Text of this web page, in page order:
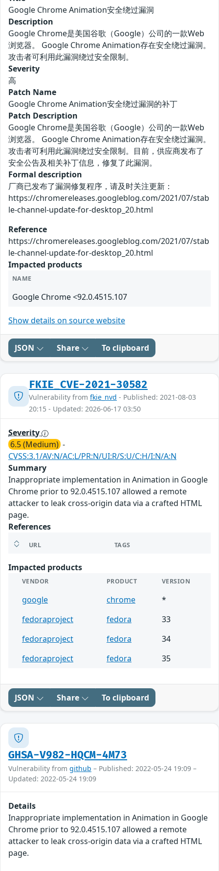
Google Chrome Animation安全绕过漏洞
Description
Google Chrome是美国谷歌（Google）公司的一款Web
浏览器。 Google Chrome Animation存在安全绕过漏洞。
攻击者可利用此漏洞绕过安全限制。
Severity
高
Patch Name
Google Chrome Animation安全绕过漏洞的补丁
Patch Description
Google Chrome是美国谷歌（Google）公司的一款Web
浏览器。 Google Chrome Animation存在安全绕过漏洞。
攻击者可利用此漏洞绕过安全限制。目前，供应商发布了
安全公告及相关补丁信息，修复了此漏洞。
Formal description
厂商已发布了漏洞修复程序，请及时关注更新：
https://chromereleases.googleblog.com/2021/07/stab
le-channel-update-for-desktop_20.html
Reference
https://chromereleases.googleblog.com/2021/07/stab
le-channel-update-for-desktop_20.html
Impacted products
NAME
Google Chrome <92.0.4515.107
Show details on source website
JSON Share To clipboard
FKIE_CVE-2021-30582
Vulnerability from fkie_nvd - Published: 2021-08-03
20:15 - Updated: 2026-06-17 03:50
Severity
6.5 (Medium) -
CVSS:3.1/AV:N/AC:L/PR:N/UI:R/S:U/C:H/I:N/A:N
Summary
Inappropriate implementation in Animation in Google
Chrome prior to 92.0.4515.107 allowed a remote
attacker to leak cross-origin data via a crafted HTML
page.
References
URL TAGS
Impacted products
VENDOR PRODUCT VERSION
google chrome
*
fedoraproject
fedora
33
fedoraproject
fedora
34
fedoraproject
fedora 35
JSON Share To clipboard
GHSA-V982-HQCM-4M73
Vulnerability from github – Published: 2022-05-24 19:09 –
Updated: 2022-05-24 19:09
Details
Inappropriate implementation in Animation in Google
Chrome prior to 92.0.4515.107 allowed a remote
attacker to leak cross-origin data via a crafted HTML
page.